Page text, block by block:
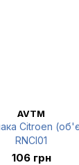
AVTM
Citroen
RNCI01
106 грн